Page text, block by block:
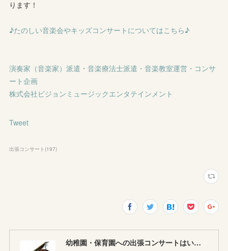
ります！
♪たのしい音楽会やキッズコンサートについてはこちら♪
演奏家（音楽家）派遣・音楽療法士派遣・音楽教室運営・コンサ
ート企画
株式会社ビジョンミュージックエンタテインメント
Tweet
出張コンサート (197)
幼稚園・保育園への出張コンサートはいかがですか♪